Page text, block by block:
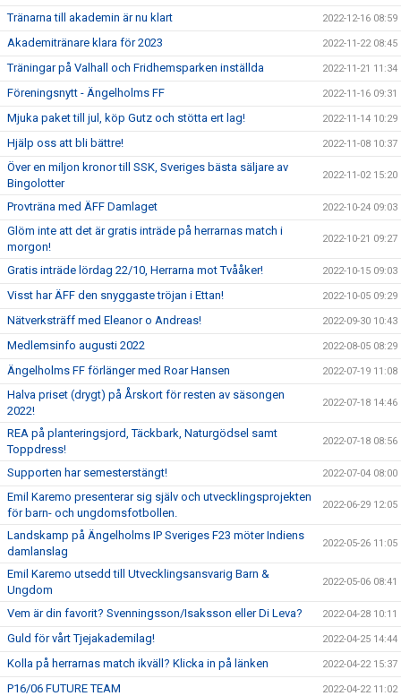
Tränarna till akademin är nu klart 2022-12-16 08:59
Akademitränare klara för 2023 2022-11-22 08:45
Träningar på Valhall och Fridhemsparken inställda 2022-11-21 11:34
Föreningsnytt - Ängelholms FF 2022-11-16 09:31
Mjuka paket till jul, köp Gutz och stötta ert lag! 2022-11-14 10:29
Hjälp oss att bli bättre! 2022-11-08 10:37
Över en miljon kronor till SSK, Sveriges bästa säljare av
Bingolotter
2022-11-02 15:20
Provträna med ÄFF Damlaget 2022-10-24 09:03
Glöm inte att det är gratis inträde på herrarnas match i
morgon!
2022-10-21 09:27
Gratis inträde lördag 22/10, Herrarna mot Tvååker! 2022-10-15 09:03
Visst har ÄFF den snyggaste tröjan i Ettan! 2022-10-05 09:29
Nätverksträff med Eleanor o Andreas! 2022-09-30 10:43
Medlemsinfo augusti 2022 2022-08-05 08:29
Ängelholms FF förlänger med Roar Hansen 2022-07-19 11:08
Halva priset (drygt) på Årskort för resten av säsongen
2022!
2022-07-18 14:46
REA på planteringsjord, Täckbark, Naturgödsel samt
Toppdress!
2022-07-18 08:56
Supporten har semesterstängt! 2022-07-04 08:00
Emil Karemo presenterar sig själv och utvecklingsprojekten
för barn- och ungdomsfotbollen.
2022-06-29 12:05
Landskamp på Ängelholms IP Sveriges F23 möter Indiens
damlanslag
2022-05-26 11:05
Emil Karemo utsedd till Utvecklingsansvarig Barn &
Ungdom
2022-05-06 08:41
Vem är din favorit? Svenningsson/Isaksson eller Di Leva? 2022-04-28 10:11
Guld för vårt Tjejakademilag! 2022-04-25 14:44
Kolla på herrarnas match ikväll? Klicka in på länken 2022-04-22 15:37
P16/06 FUTURE TEAM 2022-04-22 11:02